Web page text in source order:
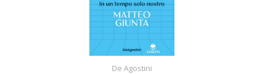
De Agostini